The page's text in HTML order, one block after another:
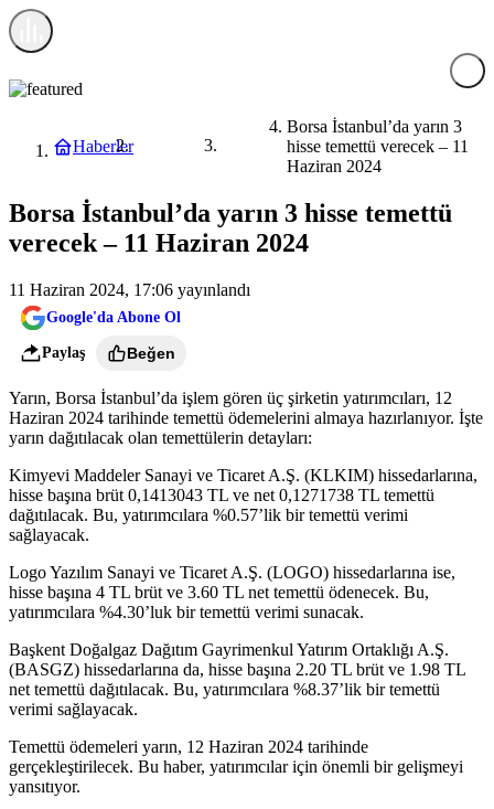
Haberler Ekonomi
Borsa İstanbul’da yarın 3
hisse temettü verecek – 11
Haziran 2024
Borsa İstanbul’da yarın 3 hisse temettü
verecek – 11 Haziran 2024
11 Haziran 2024, 17:06 yayınlandı
Google'da Abone Ol
Paylaş Beğen
Yarın, Borsa İstanbul’da işlem gören üç şirketin yatırımcıları, 12
Haziran 2024 tarihinde temettü ödemelerini almaya hazırlanıyor. İşte
yarın dağıtılacak olan temettülerin detayları:
Kimyevi Maddeler Sanayi ve Ticaret A.Ş. (KLKIM) hissedarlarına,
hisse başına brüt 0,1413043 TL ve net 0,1271738 TL temettü
dağıtılacak. Bu, yatırımcılara %0.57’lik bir temettü verimi
sağlayacak.
Logo Yazılım Sanayi ve Ticaret A.Ş. (LOGO) hissedarlarına ise,
hisse başına 4 TL brüt ve 3.60 TL net temettü ödenecek. Bu,
yatırımcılara %4.30’luk bir temettü verimi sunacak.
Başkent Doğalgaz Dağıtım Gayrimenkul Yatırım Ortaklığı A.Ş.
(BASGZ) hissedarlarına da, hisse başına 2.20 TL brüt ve 1.98 TL
net temettü dağıtılacak. Bu, yatırımcılara %8.37’lik bir temettü
verimi sağlayacak.
Temettü ödemeleri yarın, 12 Haziran 2024 tarihinde
gerçekleştirilecek. Bu haber, yatırımcılar için önemli bir gelişmeyi
yansıtıyor.